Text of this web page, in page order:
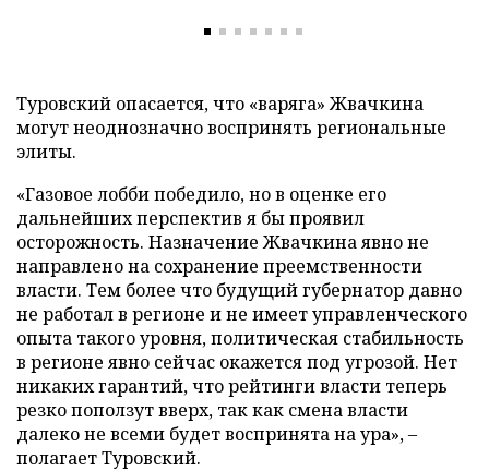
Туровский опасается, что «варяга» Жвачкина
могут неоднозначно воспринять региональные
элиты.
«Газовое лобби победило, но в оценке его
дальнейших перспектив я бы проявил
осторожность. Назначение Жвачкина явно не
направлено на сохранение преемственности
власти. Тем более что будущий губернатор давно
не работал в регионе и не имеет управленческого
опыта такого уровня, политическая стабильность
в регионе явно сейчас окажется под угрозой. Нет
никаких гарантий, что рейтинги власти теперь
резко поползут вверх, так как смена власти
далеко не всеми будет воспринята на ура», –
полагает Туровский.